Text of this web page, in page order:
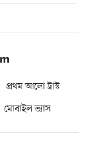
প্রথম আলো ট্রাস্ট
মোবাইল ভ্যাস